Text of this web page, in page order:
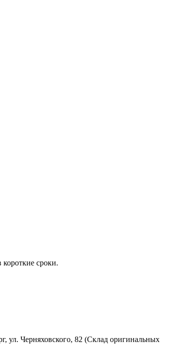
сроки.
ул. Черняховского, 82 (Склад оригинальных